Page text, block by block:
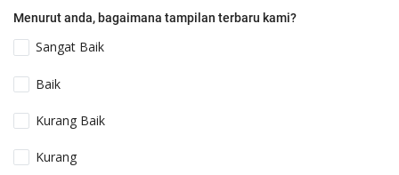
Menurut anda, bagaimana tampilan terbaru kami?
Sangat Baik
Baik
Kurang Baik
Kurang